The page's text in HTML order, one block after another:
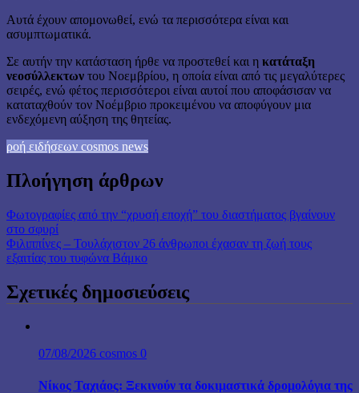
Αυτά έχουν απομονωθεί, ενώ τα περισσότερα είναι και
ασυμπτωματικά.
Σε αυτήν την κατάσταση ήρθε να προστεθεί και η κατάταξη
νεοσύλλεκτων του Νοεμβρίου, η οποία είναι από τις μεγαλύτερες
σειρές, ενώ φέτος περισσότεροι είναι αυτοί που αποφάσισαν να
καταταχθούν τον Νοέμβριο προκειμένου να αποφύγουν μια
ενδεχόμενη αύξηση της θητείας.
ροή ειδήσεων cosmos news
Πλοήγηση άρθρων
Φωτογραφίες από την “χρυσή εποχή” του διαστήματος βγαίνουν
στο σφυρί
Φιλιππίνες – Τουλάχιστον 26 άνθρωποι έχασαν τη ζωή τους
εξαιτίας του τυφώνα Βάμκο
Σχετικές δημοσιεύσεις
07/08/2026 cosmos 0
Νίκος Ταχιάος: Ξεκινούν τα δοκιμαστικά δρομολόγια της